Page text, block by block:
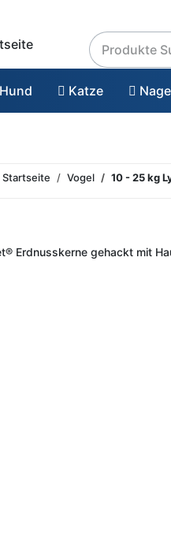
Hund Katze
Startseite Vogel 10 - 25 kg